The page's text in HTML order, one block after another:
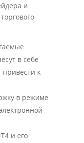
и
в себе
привести к
в режиме
и его